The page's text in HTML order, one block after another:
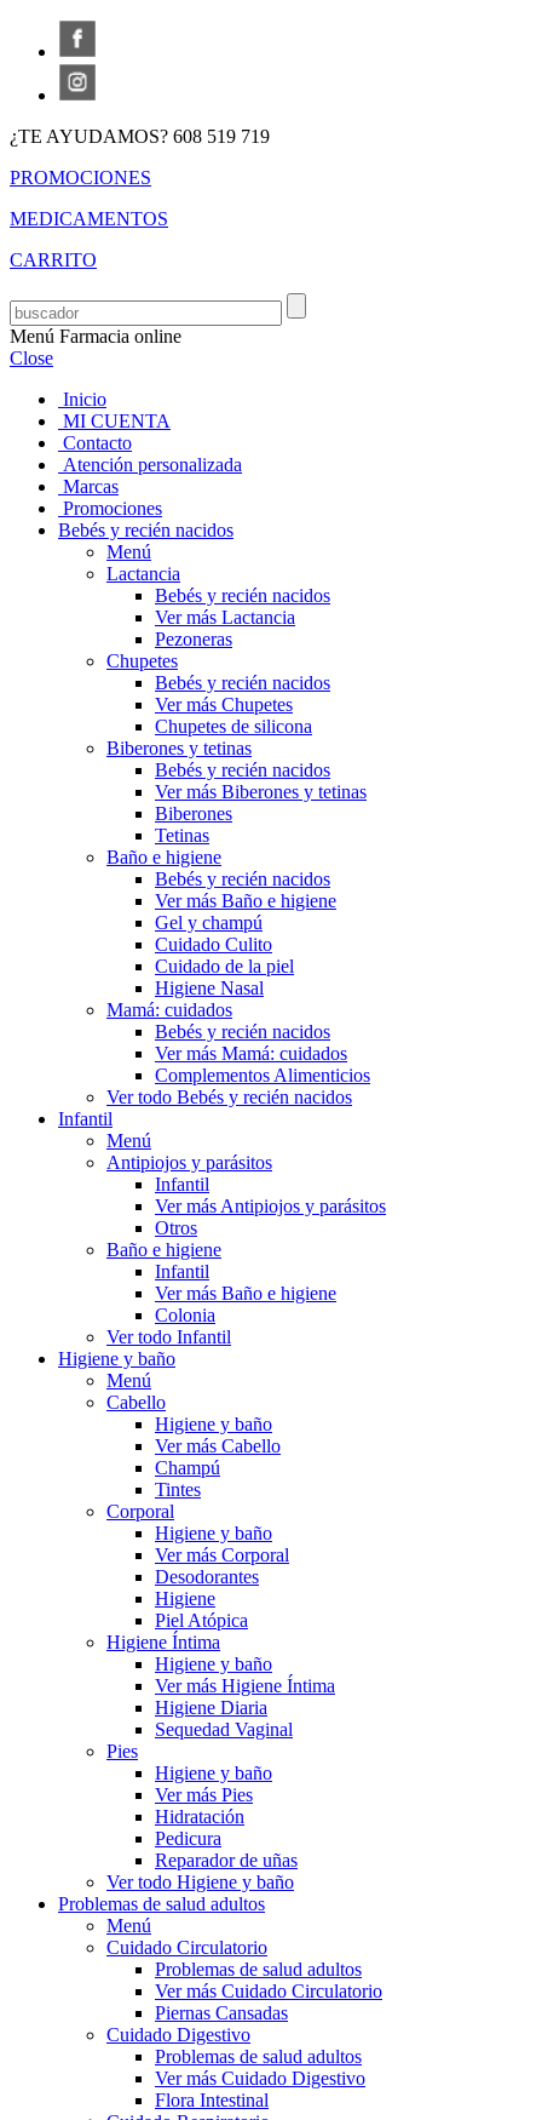
¿TE AYUDAMOS? 608 519 719
PROMOCIONES
MEDICAMENTOS
CARRITO
Menú Farmacia online
Close
Inicio
MI CUENTA
Contacto
Atención personalizada
Marcas
Promociones
Bebés y recién nacidos
Menú
Lactancia
Bebés y recién nacidos
Ver más Lactancia
Pezoneras
Chupetes
Bebés y recién nacidos
Ver más Chupetes
Chupetes de silicona
Biberones y tetinas
Bebés y recién nacidos
Ver más Biberones y tetinas
Biberones
Tetinas
Baño e higiene
Bebés y recién nacidos
Ver más Baño e higiene
Gel y champú
Cuidado Culito
Cuidado de la piel
Higiene Nasal
Mamá: cuidados
Bebés y recién nacidos
Ver más Mamá: cuidados
Complementos Alimenticios
Ver todo Bebés y recién nacidos
Infantil
Menú
Antipiojos y parásitos
Infantil
Ver más Antipiojos y parásitos
Otros
Baño e higiene
Infantil
Ver más Baño e higiene
Colonia
Ver todo Infantil
Higiene y baño
Menú
Cabello
Higiene y baño
Ver más Cabello
Champú
Tintes
Corporal
Higiene y baño
Ver más Corporal
Desodorantes
Higiene
Piel Atópica
Higiene Íntima
Higiene y baño
Ver más Higiene Íntima
Higiene Diaria
Sequedad Vaginal
Pies
Higiene y baño
Ver más Pies
Hidratación
Pedicura
Reparador de uñas
Ver todo Higiene y baño
Problemas de salud adultos
Menú
Cuidado Circulatorio
Problemas de salud adultos
Ver más Cuidado Circulatorio
Piernas Cansadas
Cuidado Digestivo
Problemas de salud adultos
Ver más Cuidado Digestivo
Flora Intestinal